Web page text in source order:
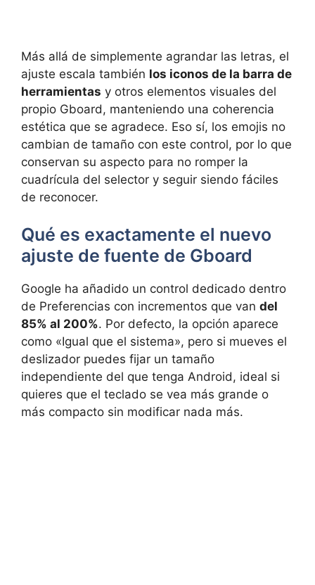
Más allá de simplemente agrandar las letras, el
ajuste escala también los iconos de la barra de
herramientas y otros elementos visuales del
propio Gboard, manteniendo una coherencia
estética que se agradece. Eso sí, los emojis no
cambian de tamaño con este control, por lo que
conservan su aspecto para no romper la
cuadrícula del selector y seguir siendo fáciles
de reconocer.
Qué es exactamente el nuevo
ajuste de fuente de Gboard
Google ha añadido un control dedicado dentro
de Preferencias con incrementos que van del
85% al 200%. Por defecto, la opción aparece
como «Igual que el sistema», pero si mueves el
deslizador puedes fijar un tamaño
independiente del que tenga Android, ideal si
quieres que el teclado se vea más grande o
más compacto sin modificar nada más.